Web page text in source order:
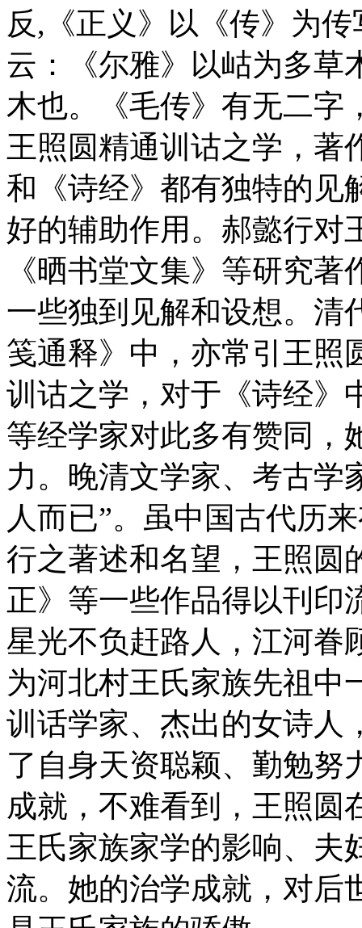
反,《正义》以《传》为
云：《尔雅》以岵为多草
木也。《毛传》有无二字
王照圆精通训诂之学，著
和《诗经》都有独特的见
好的辅助作用。郝懿行对
《晒书堂文集》等研究
一些独到见解和设想。清
笺通释》中，亦常引王照
训诂之学，对于《诗经》
等经学家对此多有赞同，
力。晚清文学家、考古学
人而已”。虽中国古代历
行之著述和名望，王照圆
正》等一些作品得以刊印
星光不负赶路人，江河眷
为河北村王氏家族先祖中
训话学家、杰出的女诗人
了自身天资聪颖、勤勉努
成就，不难看到，王照圆
王氏家族家学的影响、夫
流。她的治学成就，对后